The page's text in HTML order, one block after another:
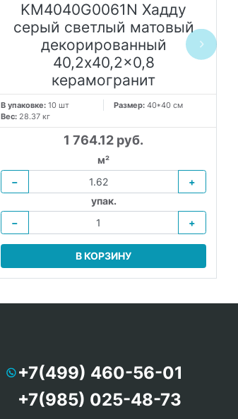
KM4040G0061N Хадду
серый светлый матовый
декорированный
40,2x40,2x0,8
керамогранит
В упаковке: 10 шт Размер: 40*40 см
Вес: 28.37 кг
1 764.12 руб.
м²
−
+
упак.
−
+
В КОРЗИНУ
+7(499) 460-56-01
+7(985) 025-48-73